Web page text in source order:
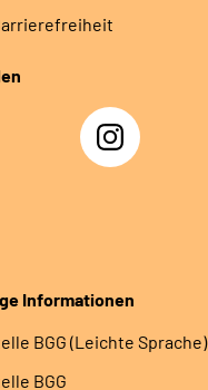
Instagram
Informationen
BGG (Leichte Sprache)
BGG